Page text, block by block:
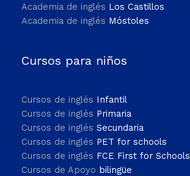
Academia de inglés Los Castillos
Academia de inglés Móstoles
Cursos para niños
Cursos de inglés Infantil
Cursos de inglés Primaria
Cursos de inglés Secundaria
Cursos de inglés PET for schools
Cursos de inglés FCE First for Schools
Cursos de Apoyo bilingüe